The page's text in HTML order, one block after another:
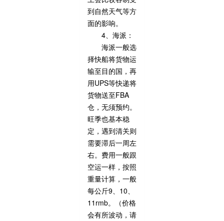
到自然天气等方
面的影响。
4、海派：
海派一般选
择快船将货物运
输至目的国，再
用UPS等快递将
货物送至FBA
仓，无须预约。
旺季也基本稳
定，遇到清关则
需要滞后一周左
右。费用一般跟
空运一样，按照
重量计算，一般
每公斤9、10、
11rmb。（价格
会有所波动，请